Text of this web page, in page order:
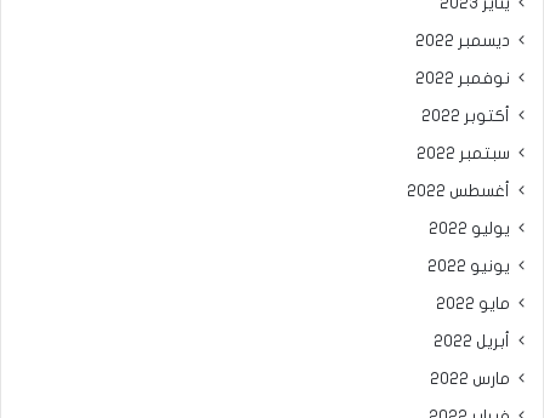
ديسمبر 2022
نوفمبر 2022
أكتوبر 2022
سبتمبر 2022
أغسطس 2022
يوليو 2022
يونيو 2022
مايو 2022
أبريل 2022
مارس 2022